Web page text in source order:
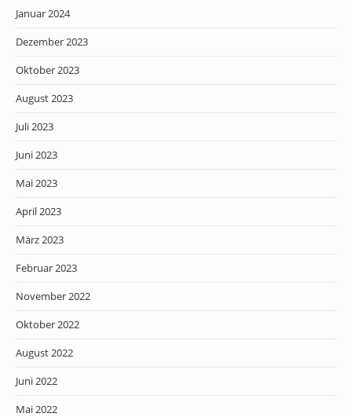
Januar 2024
Dezember 2023
Oktober 2023
August 2023
Juli 2023
Juni 2023
Mai 2023
April 2023
März 2023
Februar 2023
November 2022
Oktober 2022
August 2022
Juni 2022
Mai 2022